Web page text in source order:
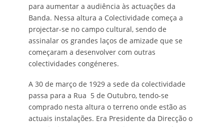
para aumentar a audiência às actuações da
Banda. Nessa altura a Colectividade começa a
projectar-se no campo cultural, sendo de
assinalar os grandes laços de amizade que se
começaram a desenvolver com outras
colectividades congéneres.
A 30 de março de 1929 a sede da colectividade
passa para a Rua 5 de Outubro, tendo-se
comprado nesta altura o terreno onde estão as
actuais instalações. Era Presidente da Direcção o